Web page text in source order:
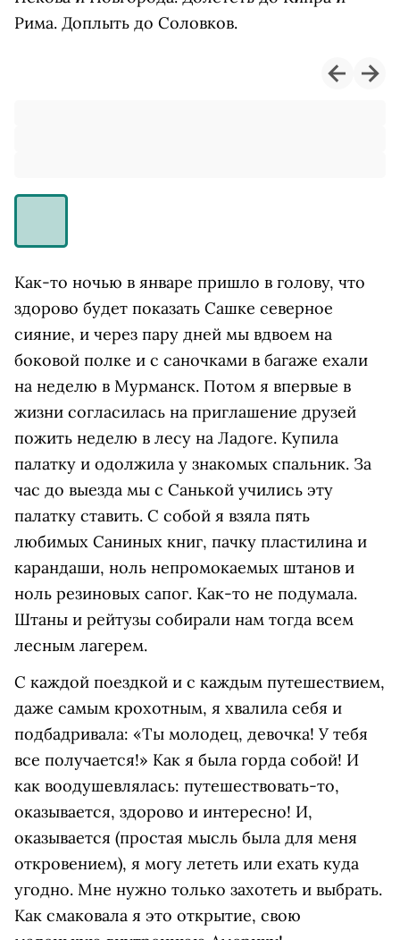
Рима. Доплыть до Соловков.
Как-то ночью в январе пришло в голову, что
здорово будет показать Сашке северное
сияние, и через пару дней мы вдвоем на
боковой полке и с саночками в багаже ехали
на неделю в Мурманск. Потом я впервые в
жизни согласилась на приглашение друзей
пожить неделю в лесу на Ладоге. Купила
палатку и одолжила у знакомых спальник. За
час до выезда мы с Санькой учились эту
палатку ставить. С собой я взяла пять
любимых Саниных книг, пачку пластилина и
карандаши, ноль непромокаемых штанов и
ноль резиновых сапог. Как-то не подумала.
Штаны и рейтузы собирали нам тогда всем
лесным лагерем.
С каждой поездкой и с каждым путешествием,
даже самым крохотным, я хвалила себя и
подбадривала: «Ты молодец, девочка! У тебя
все получается!» Как я была горда собой! И
как воодушевлялась: путешествовать-то,
оказывается, здорово и интересно! И,
оказывается (простая мысль была для меня
откровением), я могу лететь или ехать куда
угодно. Мне нужно только захотеть и выбрать.
Как смаковала я это открытие, свою